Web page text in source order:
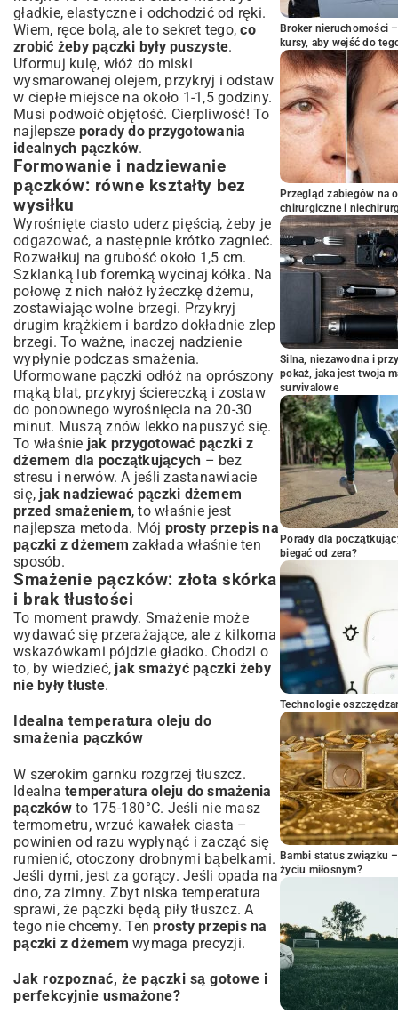
gładkie, elastyczne i odchodzić od ręki.
Wiem, ręce bolą, ale to sekret tego,co
zrobić żeby pączki były puszyste.
Uformuj kulę, włóż do miski
wysmarowanej olejem, przykryj i odstaw
w ciepłe miejsce na około 1-1,5 godziny.
Musi podwoić objętość. Cierpliwość! To
najlepsze porady do przygotowania
idealnych pączków.
Formowanie i nadziewanie
pączków: równe kształty bez
wysiłku
Wyrośnięte ciasto uderz pięścią, żeby je
odgazować, a następnie krótko zagnieć.
Rozwałkuj na grubość około 1,5 cm.
Szklanką lub foremką wycinaj kółka. Na
połowę z nich nałóż łyżeczkę dżemu,
zostawiając wolne brzegi. Przykryj
drugim krążkiem i bardzo dokładnie zlep
brzegi. To ważne, inaczej nadzienie
wypłynie podczas smażenia.
Uformowane pączki odłóż na oprószony
mąką blat, przykryj ściereczką i zostaw
do ponownego wyrośnięcia na 20-30
minut. Muszą znów lekko napuszyć się.
To właśnie jak przygotować pączki z
dżemem dla początkujących – bez
stresu i nerwów. A jeśli zastanawiacie
się, jak nadziewać pączki dżemem
przed smażeniem, to właśnie jest
najlepsza metoda. Mój prosty przepis na
pączki z dżemem zakłada właśnie ten
sposób.
Smażenie pączków: złota skórka
i brak tłustości
To moment prawdy. Smażenie może
wydawać się przerażające, ale z kilkoma
wskazówkami pójdzie gładko. Chodzi o
to, by wiedzieć, jak smażyć pączki żeby
nie były tłuste.
Idealna temperatura oleju do
smażenia pączków
W szerokim garnku rozgrzej tłuszcz.
Idealna temperatura oleju do smażenia
pączkówto 175-180°C. Jeśli nie masz
termometru, wrzuć kawałek ciasta –
powinien od razu wypłynąć i zacząć się
rumienić, otoczony drobnymi bąbelkami.
Jeśli dymi, jest za gorący. Jeśli opada na
dno, za zimny. Zbyt niska temperatura
sprawi, że pączki będą piły tłuszcz. A
tego nie chcemy. Tenprosty przepis na
pączki z dżemem wymaga precyzji.
Jak rozpoznać, że pączki są gotowe i
perfekcyjnie usmażone?
Broker nieruchomości
kursy, aby wejść do
Przegląd zabiegów na
chirurgiczne i
Silna, niezawodna i
pokaż, jaka jest twoja
survivalowe
Porady dla
biegać od zera?
Technologie
Bambi status związku
życiu miłosnym?